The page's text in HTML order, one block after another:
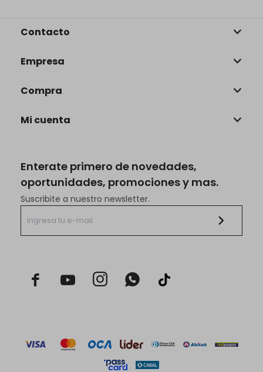
Enterate primero de novedades,
oportunidades, promociones y mas.
Suscribite a nuestro newsletter.
  
Contacto
Empresa
Compra
Mi cuenta